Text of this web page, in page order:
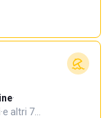
·
·e altri 7…